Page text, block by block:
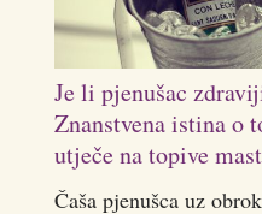
Je li pjenušac
Znanstvena istina o
utječe na topive
Čaša pjenušca uz